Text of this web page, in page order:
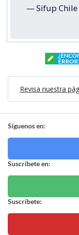
— Sifup Chile
Revisa nuestra
Síguenos en:
Suscríbete en:
Suscríbete: